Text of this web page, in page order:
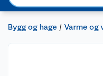
Bygg og hage Varme og